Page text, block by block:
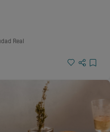
Real